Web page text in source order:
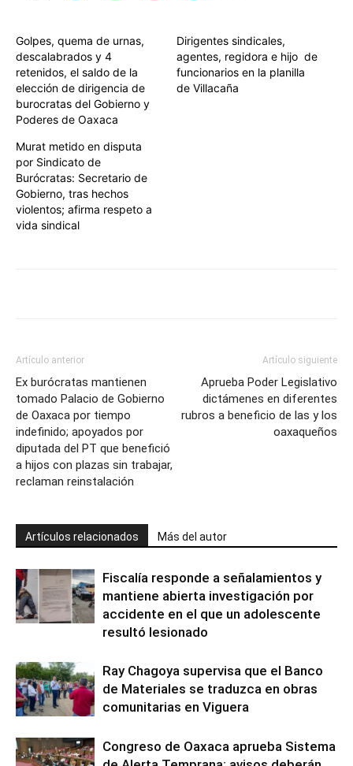
Golpes, quema de urnas,
descalabrados y 4
retenidos, el saldo de la
elección de dirigencia de
burocratas del Gobierno y
Poderes de Oaxaca
Dirigentes sindicales,
agentes, regidora e hijo de
funcionarios en la planilla
de Villacaña
Murat metido en disputa
por Sindicato de
Burócratas: Secretario de
Gobierno, tras hechos
violentos; afirma respeto a
vida sindical
Artículo anterior
Ex burócratas mantienen
tomado Palacio de Gobierno
de Oaxaca por tiempo
indefinido; apoyados por
diputada del PT que benefició
a hijos con plazas sin trabajar,
reclaman reinstalación
Artículo siguiente
Aprueba Poder Legislativo
dictámenes en diferentes
rubros a beneficio de las y los
oaxaqueños
Artículos relacionados Más del autor
Fiscalía responde a señalamientos y
mantiene abierta investigación por
accidente en el que un adolescente
resultó lesionado
Ray Chagoya supervisa que el Banco
de Materiales se traduzca en obras
comunitarias en Viguera
Congreso de Oaxaca aprueba Sistema